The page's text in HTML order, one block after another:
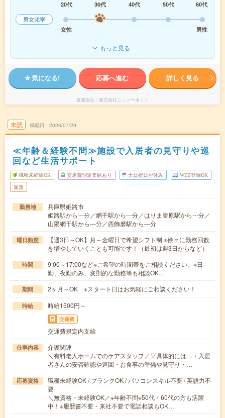
20代
30代 40代 50代
60代
男女比率
女性
男性
もっと見る
気になる! 応募へ進む 詳しく見る
派遣会社 株式会社ニッソーネット
未読 掲載日 2026/07/29
≪年齢＆経験不問≫施設で入居者の見守りや巡
回など生活サポート
職種未経験OK 交通費別途支給あり 土日祝日が休み WEB登録OK
派遣
勤務地
兵庫県姫路市
姫路駅から---分／網干駅から---分／はりま勝原駅から---分／
山陽網干駅から---分／西飾磨駅から---分
曜日頻度
【週3日～OK】月～金曜日で希望シフト制 ※徐々に勤務回数
を増やしていくことも可能です！（最初は週3日からなど）
時間
9:00～17:00など※ご希望の時間帯をご相談ください。※日
勤、夜勤のみ、変則的な勤務等も相談OK…
期間 2ヶ月～OK ※スタート日はお気軽にご相談ください！
時給 時給1500円～
交通費
交通費規定内支給
仕事内容
介護関連
＼有料老人ホームでのケアスタッフ／▽具体的には…・入居
者さんの安否確認や巡回・お食事の準備や見守り・…
応募資格
職種未経験OK / ブランクOK / パソコンスキル不要 / 英語力不
要
＼無資格・未経験OK／※年齢不問※50代・60代の方も活躍
中！※履歴書不要・来社不要で電話相談もOK…